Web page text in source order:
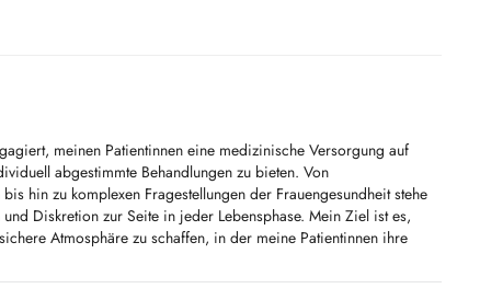
meinen Patientinnen eine medizinische Versorgung auf
abgestimmte Behandlungen zu bieten. Von
hin zu komplexen Fragestellungen der Frauengesundheit stehe
Diskretion zur Seite in jeder Lebensphase. Mein Ziel ist es,
Atmosphäre zu schaffen, in der meine Patientinnen ihre
besprechen können.